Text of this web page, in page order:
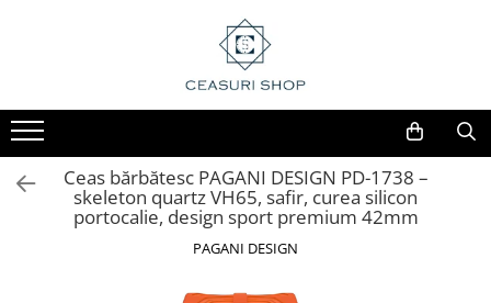
Ceas bărbătesc PAGANI DESIGN PD-1738 –
skeleton quartz VH65, safir, curea silicon
portocalie, design sport premium 42mm
PAGANI DESIGN